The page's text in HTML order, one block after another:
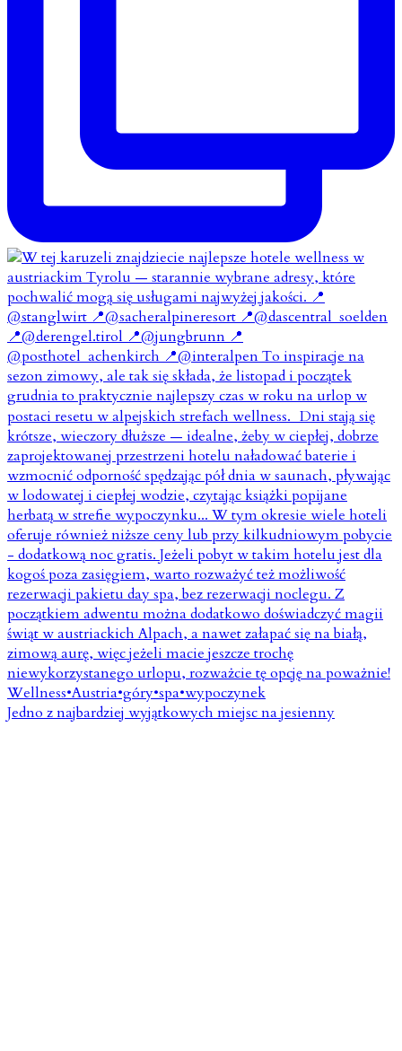
Jedno z najbardziej wyjątkowych miejsc na jesienny